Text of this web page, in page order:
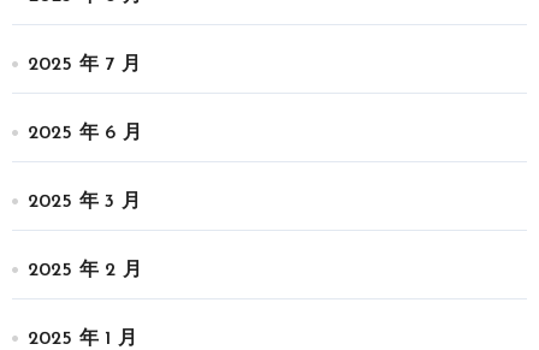
2025 年 7 月
2025 年 6 月
2025 年 3 月
2025 年 2 月
2025 年 1 月